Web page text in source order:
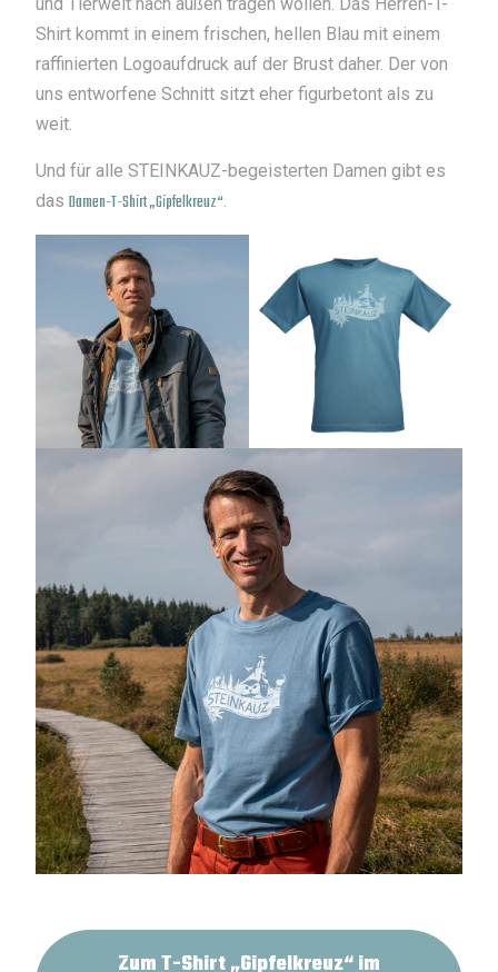
Shirt kommt in einem frischen, hellen Blau mit einem
raffinierten Logoaufdruck auf der Brust daher. Der von
uns entworfene Schnitt sitzt eher figurbetont als zu
weit.
Und für alle STEINKAUZ-begeisterten Damen gibt es
dasDamen-T-Shirt „Gipfelkreuz“.
Zum T-Shirt „Gipfelkreuz“ im